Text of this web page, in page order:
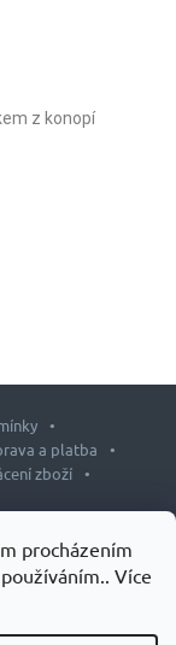
procházením
Více
z konopí
a platba
zboží